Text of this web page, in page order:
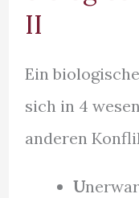
II
Ein
sich in 4
anderen
U